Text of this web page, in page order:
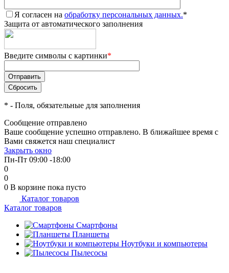
Я согласен на обработку персональных данных.*
Защита от автоматического заполнения
Введите символы с картинки*
* - Поля, обязательные для заполнения
Сообщение отправлено
Ваше сообщение успешно отправлено. В ближайшее время с
Вами свяжется наш специалист
Закрыть окно
Пн-Пт 09:00 -18:00
0
0
0 В корзине пока пусто
Каталог товаров
Каталог товаров
Смартфоны
Планшеты
Ноутбуки и компьютеры
Пылесосы
Получайте товар
выбранный способом
Оставшиеся75% будут
списыватьсяс вашей карты
по
Подробнее
об оплате Плайтом
недели
plait.ru